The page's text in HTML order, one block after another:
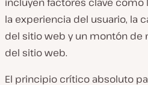
la experiencia del usuario, la
del sitio web y un montón
del sitio web.
El principio crítico absoluto